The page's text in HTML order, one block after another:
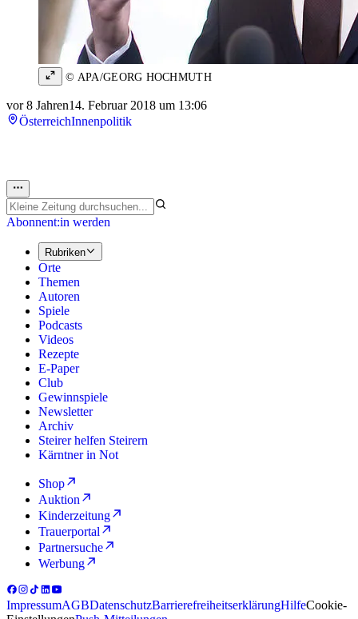
© APA/GEORG HOCHMUTH
vor 8 Jahren14. Februar 2018 um 13:06
ÖsterreichInnenpolitik
Abonnent:in werden
Rubriken
Orte
Themen
Autoren
Spiele
Podcasts
Videos
Rezepte
E-Paper
Club
Gewinnspiele
Newsletter
Archiv
Steirer helfen Steirern
Kärntner in Not
Shop
Auktion
Kinderzeitung
Trauerportal
Partnersuche
Werbung
ImpressumAGBDatenschutzBarrierefreiheitserklärungHilfeCookie-